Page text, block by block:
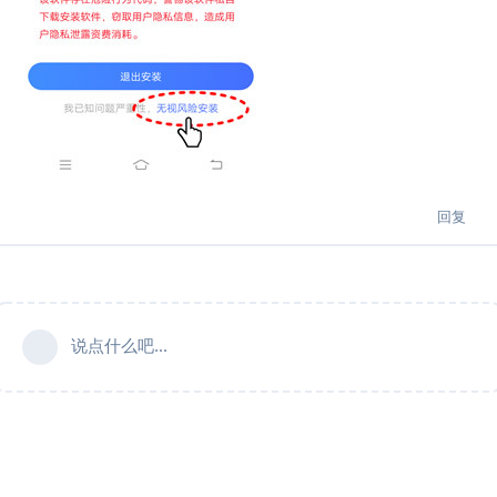
回复
说点什么吧...